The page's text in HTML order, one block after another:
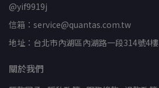
@yif9919j
信箱：service@quantas.com.tw
地址：台北市內湖區內湖路一段314號4樓
關於我們